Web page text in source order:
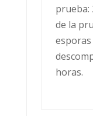
prueba:
de la
horas.